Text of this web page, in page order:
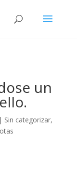
un
| Sin categorizar,